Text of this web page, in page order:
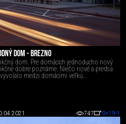
DOM - BREZNO
dom. Pre domácich jednoducho nový
dobre poznáme. Niečo nové a predsa
medzi domácimi veľkú...
747 0+19-1